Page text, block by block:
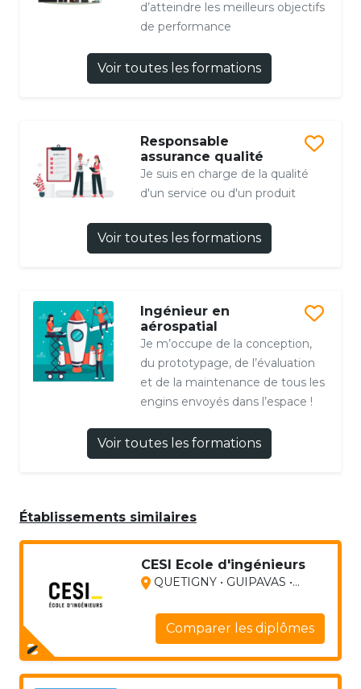
d’atteindre les meilleurs objectifs
de performance
Voir toutes les formations
Responsable
assurance qualité
Je suis en charge de la qualité
d'un service ou d'un produit
Voir toutes les formations
Ingénieur en
aérospatial
Je m’occupe de la conception,
du prototypage, de l’évaluation
et de la maintenance de tous les
engins envoyés dans l’espace !
Voir toutes les formations
Établissements similaires
CESI Ecole d'ingénieurs
QUETIGNY • GUIPAVAS •...
Comparer les diplômes